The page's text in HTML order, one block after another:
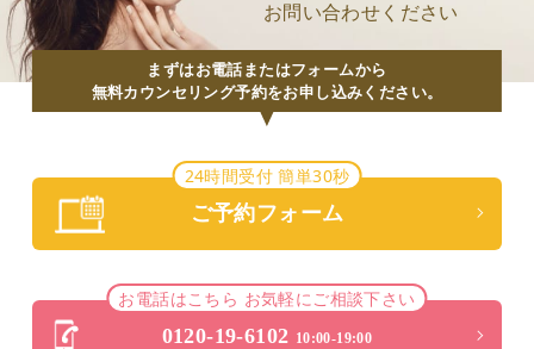
お問い合わせください
まずはお電話またはフォームから
無料カウンセリング予約をお申し込みください。
24時間受付 簡単30秒
ご予約フォーム
お電話はこちら お気軽にご相談下さい
0120-19-6102 10:00-19:00